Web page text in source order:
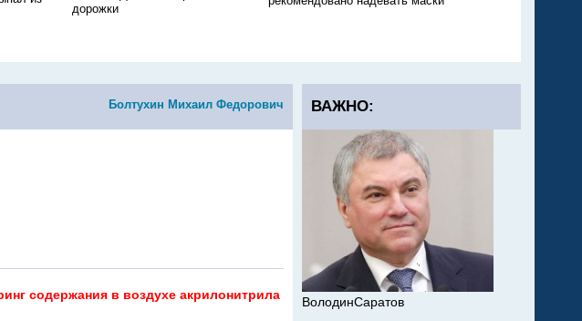
дорожки
Болтухин Михаил Федорович
содержания в воздухе акрилонитрила
ВАЖНО:
ВолодинСаратов